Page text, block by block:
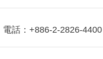
電話：+886-2-2826-4400